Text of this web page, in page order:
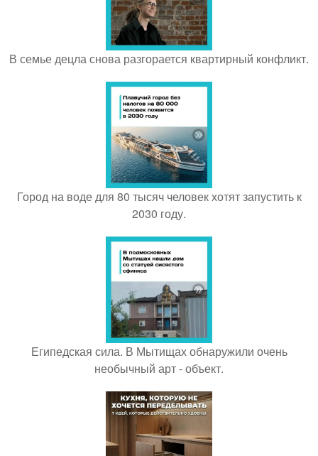
В семье децла снова разгорается квартирный конфликт.
Город на воде для 80 тысяч человек хотят запустить к
2030 году.
Египедская сила. В Мытищах обнаружили очень
необычный арт - объект.